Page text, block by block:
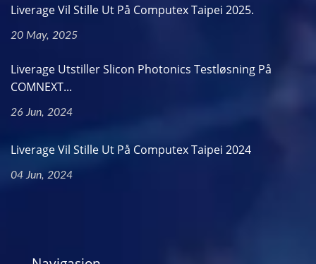
Liverage Vil Stille Ut På Computex Taipei 2025.
20 May, 2025
Liverage Utstiller Slicon Photonics Testløsning På
COMNEXT...
26 Jun, 2024
Liverage Vil Stille Ut På Computex Taipei 2024
04 Jun, 2024